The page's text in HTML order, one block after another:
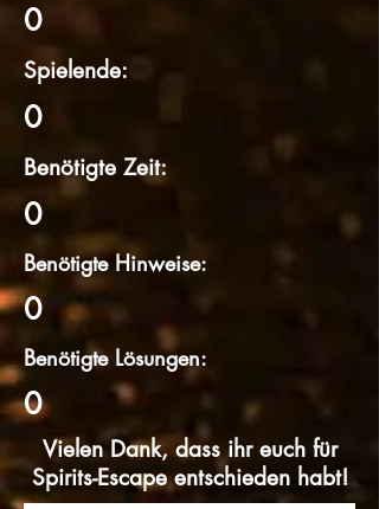
0
Spielende:
0
Benötigte Zeit:
0
Benötigte Hinweise:
0
Benötigte Lösungen:
0
Vielen Dank, dass ihr euch für
Spirits-Escape entschieden habt!